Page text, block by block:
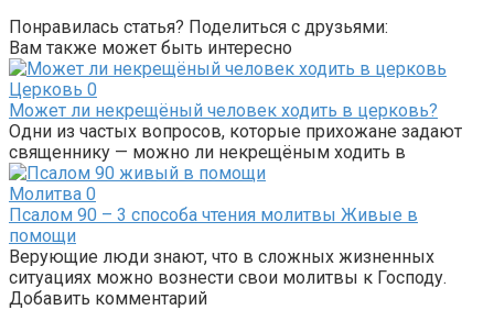
Понравилась статья? Поделиться с друзьями:
Вам также может быть интересно
Церковь 0
Может ли некрещёный человек ходить в церковь?
Одни из частых вопросов, которые прихожане задают
священнику — можно ли некрещёным ходить в
Молитва 0
Псалом 90 – 3 способа чтения молитвы Живые в
помощи
Верующие люди знают, что в сложных жизненных
ситуациях можно вознести свои молитвы к Господу.
Добавить комментарий